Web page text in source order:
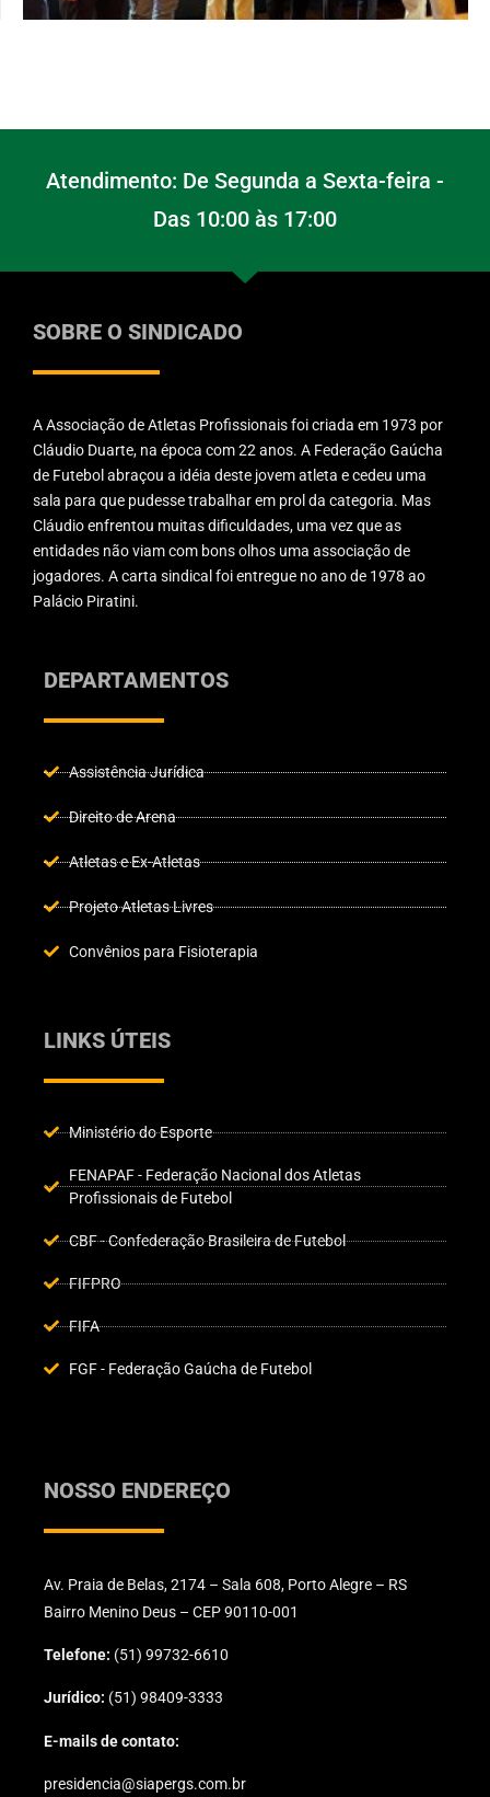
Atendimento: De Segunda a Sexta-feira -
Das 10:00 às 17:00
SOBRE O SINDICADO
A Associação de Atletas Profissionais foi criada em 1973 por
Cláudio Duarte, na época com 22 anos. A Federação Gaúcha
de Futebol abraçou a idéia deste jovem atleta e cedeu uma
sala para que pudesse trabalhar em prol da categoria. Mas
Cláudio enfrentou muitas dificuldades, uma vez que as
entidades não viam com bons olhos uma associação de
jogadores. A carta sindical foi entregue no ano de 1978 ao
Palácio Piratini.
DEPARTAMENTOS
Assistência Jurídica
Direito de Arena
Atletas e Ex-Atletas
Projeto Atletas Livres
Convênios para Fisioterapia
LINKS ÚTEIS
Ministério do Esporte
FENAPAF - Federação Nacional dos Atletas
Profissionais de Futebol
CBF - Confederação Brasileira de Futebol
FIFPRO
FIFA
FGF - Federação Gaúcha de Futebol
NOSSO ENDEREÇO
Av. Praia de Belas, 2174 – Sala 608, Porto Alegre – RS
Bairro Menino Deus – CEP 90110-001
Telefone: (51) 99732-6610
Jurídico: (51) 98409-3333
E-mails de contato:
presidencia@siapergs.com.br